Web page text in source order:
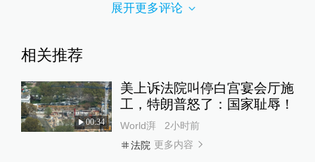
展开更多评论
相关推荐
00:34
美上诉法院叫停白宫宴会厅施
工，特朗普怒了：国家耻辱！
World湃
2小时前
法院 更多内容